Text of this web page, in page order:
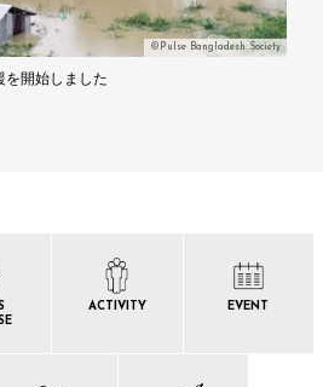
©Pulse Bangladesh Society
を開始しました
ACTIVITY EVENT